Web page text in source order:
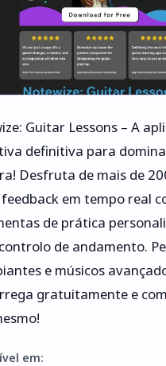
Guitar Lessons – A
definitiva para
Desfruta de mais de
em tempo real
de prática
de andamento.
e músicos
gratuitamente e
em: